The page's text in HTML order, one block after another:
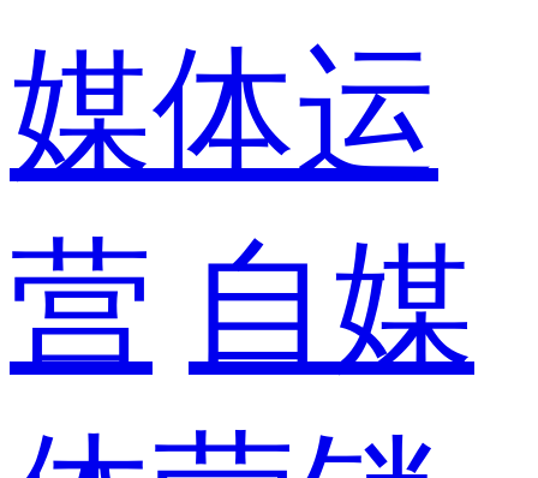
媒体运
营 自媒